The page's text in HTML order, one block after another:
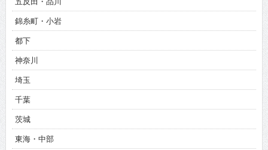
錦糸町・小岩
都下
神奈川
埼玉
千葉
茨城
東海・中部